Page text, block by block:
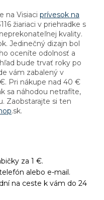
na Visiaci prívesok na
žiariaci v priehradke s
kvality.
Jedinečný dizajn bol
oceníte odolnosť a
bude trvať roky po
vám zabalený v
Pri nákupe nad 40 €
sa náhodou netrafíte,
Zaobstarajte si ten
.sk.
za 1 €.
alebo e-mail.
na ceste k vám do 24